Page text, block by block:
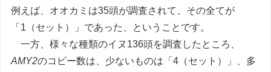
例えば、オオカミは35頭が調査されて、その全てが
「1（セット）」であった、ということです。
一方、様々な種類のイヌ136頭を調査したところ、
AMY2のコピー数は、少ないものは「4（セット）」、多